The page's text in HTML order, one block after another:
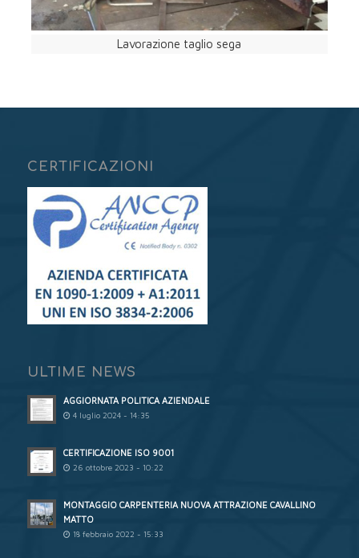
CERTIFICAZIONI
ULTIME NEWS
AGGIORNATA POLITICA AZIENDALE
4 luglio 2024 - 14:35
CERTIFICAZIONE ISO 9001
26 ottobre 2023 - 10:22
MONTAGGIO CARPENTERIA NUOVA ATTRAZIONE CAVALLINO
MATTO
18 febbraio 2022 - 15:33